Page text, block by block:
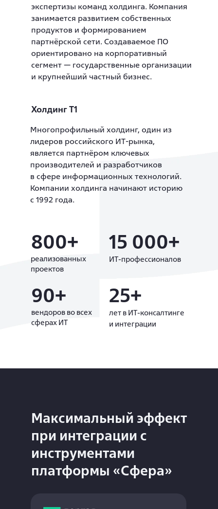
800+ 15 000+
реализованных
проектов
ИТ-профессионалов
90+ 25+
вендоров во всех
сферах ИТ
лет в ИТ-консалтинге
и интеграции
Холдинг Т1
Многопрофильный холдинг, один из
лидеров российского ИТ-рынка,
является партнёром ключевых
производителей и разработчиков
в сфере информационных технологий.
Компании холдинга начинают историю
с 1992 года.
экспертизы команд холдинга. Компания
занимается развитием собственных
продуктов и формированием
партнёрской сети. Создаваемое ПО
ориентировано на корпоративный
сегмент — государственные организации
и крупнейший частный бизнес.
Максимальный эффект
при интеграции с
инструментами
платформы «Сфера»